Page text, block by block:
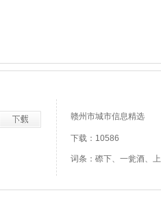
赣州市城市信息精选
下载：10586
词条：磜下、一瓮酒、